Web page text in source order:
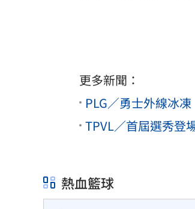
更多新聞：
PLG／勇士外線冰
TPVL／首屆選秀登
熱血籃球